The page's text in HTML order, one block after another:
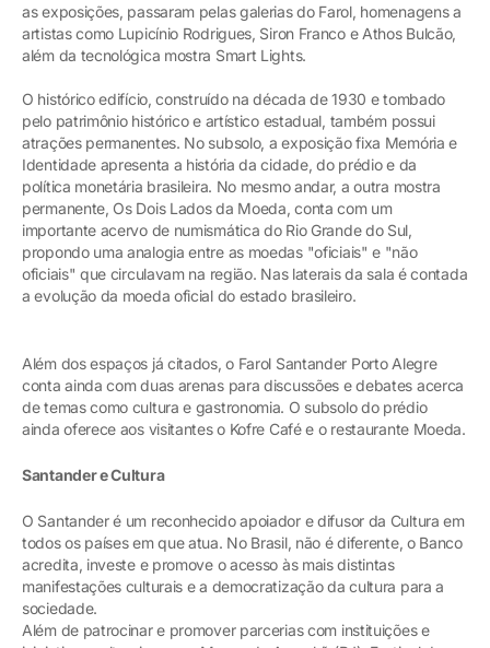
as exposições, passaram pelas galerias do Farol, homenagens a
artistas como Lupicínio Rodrigues, Siron Franco e Athos Bulcão,
além da tecnológica mostra Smart Lights.
O histórico edifício, construído na década de 1930 e tombado
pelo patrimônio histórico e artístico estadual, também possui
atrações permanentes. No subsolo, a exposição fixa Memória e
Identidade apresenta a história da cidade, do prédio e da
política monetária brasileira. No mesmo andar, a outra mostra
permanente, Os Dois Lados da Moeda, conta com um
importante acervo de numismática do Rio Grande do Sul,
propondo uma analogia entre as moedas "oficiais" e "não
oficiais" que circulavam na região. Nas laterais da sala é contada
a evolução da moeda oficial do estado brasileiro.
Além dos espaços já citados, o Farol Santander Porto Alegre
conta ainda com duas arenas para discussões e debates acerca
de temas como cultura e gastronomia. O subsolo do prédio
ainda oferece aos visitantes o Kofre Café e o restaurante Moeda.
Santander e Cultura
O Santander é um reconhecido apoiador e difusor da Cultura em
todos os países em que atua. No Brasil, não é diferente, o Banco
acredita, investe e promove o acesso às mais distintas
manifestações culturais e a democratização da cultura para a
sociedade.
Além de patrocinar e promover parcerias com instituições e